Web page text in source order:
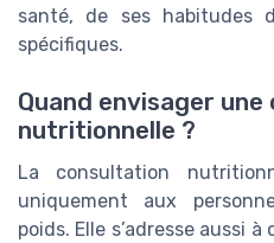
santé, de ses habitudes
spécifiques.
Quand envisager
nutritionnelle ?
La consultation
uniquement aux
poids. Elle s’adresse aussi